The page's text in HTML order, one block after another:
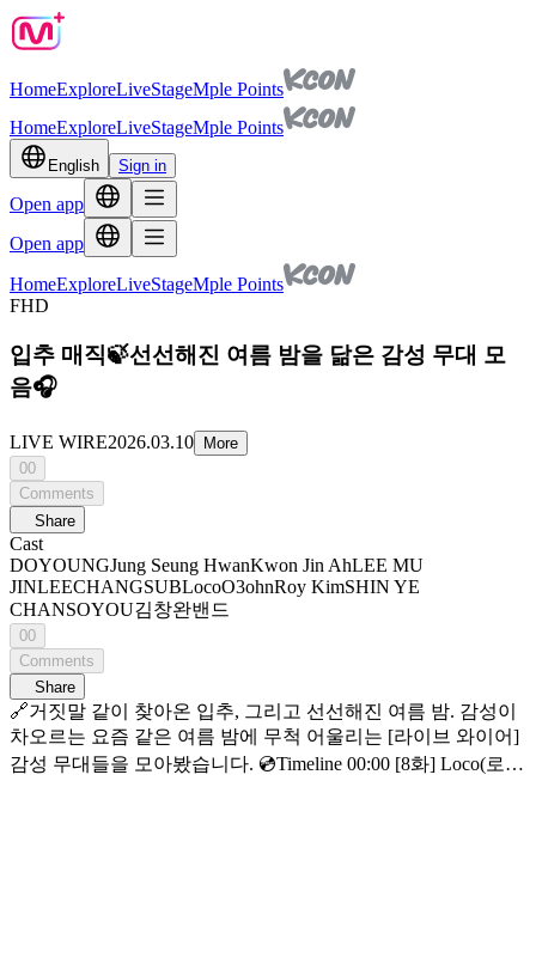
HomeExploreLiveStageMple Points
HomeExploreLiveStageMple Points
English Sign in
Open app
Open app
HomeExploreLiveStageMple Points
FHD
입추 매직🍃선선해진 여름 밤을 닮은 감성 무대 모
음🎧
LIVE WIRE2026.03.10
More
00
Comments
Share
Cast
DOYOUNGJung Seung HwanKwon Jin AhLEE MU
JINLEECHANGSUBLocoO3ohnRoy KimSHIN YE
CHANSOYOU김창완밴드
00
Comments
Share
🔗거짓말 같이 찾아온 입추, 그리고 선선해진 여름 밤. 감성이
차오르는 요즘 같은 여름 밤에 무척 어울리는 [라이브 와이어]
감성 무대들을 모아봤습니다. 💿Timeline 00:00 [8화] Loco(로